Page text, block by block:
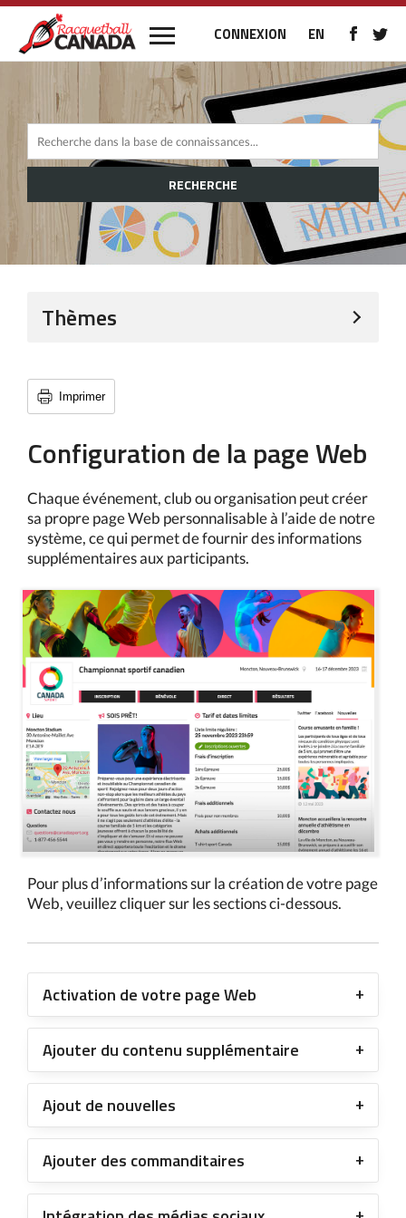
CONNEXION EN
RECHERCHE
Thèmes
Imprimer
Configuration de la page Web
Chaque événement, club ou organisation peut créer
sa propre page Web personnalisable à l’aide de notre
système, ce qui permet de fournir des informations
supplémentaires aux participants.
Pour plus d’informations sur la création de votre page
Web, veuillez cliquer sur les sections ci-dessous.
Activation de votre page Web
Ajouter du contenu supplémentaire
Ajout de nouvelles
Ajouter des commanditaires